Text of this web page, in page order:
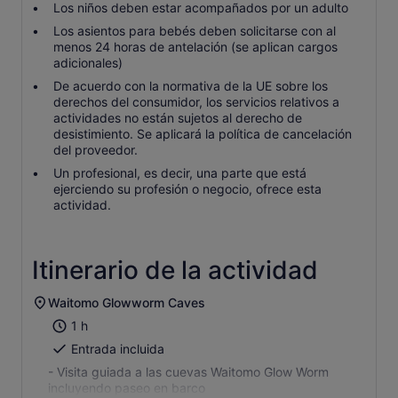
Los niños deben estar acompañados por un adulto
Los asientos para bebés deben solicitarse con al
menos 24 horas de antelación (se aplican cargos
adicionales)
De acuerdo con la normativa de la UE sobre los
derechos del consumidor, los servicios relativos a
actividades no están sujetos al derecho de
desistimiento. Se aplicará la política de cancelación
del proveedor.
Un profesional, es decir, una parte que está
ejerciendo su profesión o negocio, ofrece esta
actividad.
Itinerario de la actividad
Waitomo Glowworm Caves
1 h
Entrada incluida
- Visita guiada a las cuevas Waitomo Glow Worm
incluyendo paseo en barco